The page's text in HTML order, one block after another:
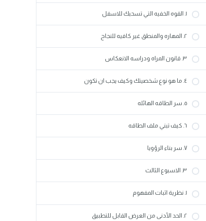
١. القوه الخفيه التي تسحبك للاسفل
٢. المهاره والمنطق غير كافيه للنجاح
٣. قانون المراه ودراسه الانعكاس
٤. ما هو نوع شخصيتك وكيف يجب ان تكون
٥. سر الطاقه الهائله
٦. كيف تبني ملف الطاقه
٧. سر بناء الرؤويا
٣. الاسبوع الثالث
١. نظرية اثبات المفهوم
٢. الحد الأدنى من العرض القابل للتطبيق